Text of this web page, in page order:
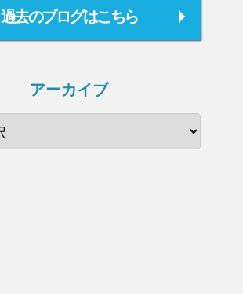
過去のブログはこちら
アーカイブ